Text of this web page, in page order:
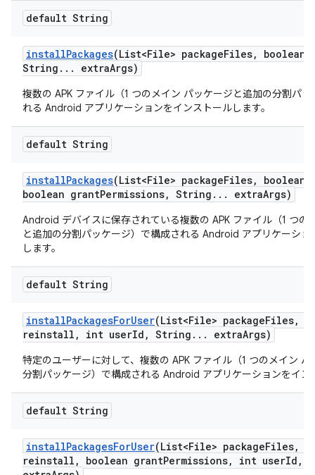
default String
installPackages(List<File> packageFiles,
String . . . extraArgs)
複数の APK ファイル（1 つのメイン パッケージと追加の分割パ
れる Android アプリケーションをインストールします。
default String
installPackages(List<File> packageFiles,
boolean grantPermissions, String . . . extraArgs)
Android デバイスに保存されている複数の APK ファイル（1 つの
と追加の分割パッケージ）で構成される Android アプリケーショ
します。
default String
installPackagesForUser(List<File> packageFiles,
reinstall , int userId , String . . . extraArgs)
特定のユーザーに対して、複数の APK ファイル（1 つのメイン
分割パッケージ）で構成される Android アプリケーションをイン
default String
installPackagesForUser(List<File> packageFiles,
reinstall , boolean grantPermissions, int userId ,